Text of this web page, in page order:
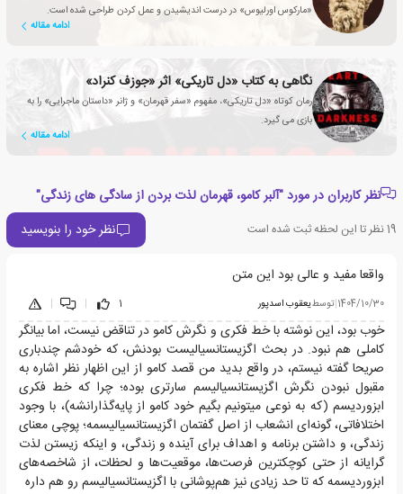
«مارکوس اورلیوس» در درست اندیشیدن و عمل کردن طراحی شده است.
ادامه مقاله
نگاهی به کتاب «دل تاریکی» اثر «جوزف کنراد»
رمان کوتاه «دل تاریکی»، مفهوم «سفر قهرمان» و ژانر «داستان ماجرایی» را به
بازی می گیرد.
ادامه مقاله
نظر کاربران در مورد "آلبر کامو، قهرمان لذت بردن از سادگی های زندگی"
19نظر تا این لحظه ثبت شده است نظر خود را بنویسید
واقعا مفید و عالی بود این متن
1404/10/30
|توسطیعقوب اسدپور 1
|
|
خوب بود، این نوشته با خط فکری و نگرش کامو در تناقض نیست، اما بیانگر
کاملی هم نبود. در بحث اگزیستانسیالیست بودنش، که خودشم چندباری
صریحا گفته نیستم، در واقع بدید من قصد کامو از این اظهار نظر اشاره به
مقبول نبودن نگرش اگزیستانسیالیسم سارتری بوده؛ چرا که خط فکری
ابزوردیسم (که به نوعی میتونیم بگیم خود کامو از پایه‌گذارانشه)، با وجود
اختلافاتی، گونه‌ای انشعاب از اصل گفتمان اگزیستانسیالیسمه؛ پوچی معنای
زندگی، و داشتن برنامه و اهداف برای آینده و زندگی، و اینکه زیستن لذت
گرایانه از حتی کوچکترین فرصت‌ها، موقعیت‌ها و لحظات، از شاخصه‌های
ابزوردیسمه که تا حد زیادی نیز هم‌پوشانی با اگزیستانسیالیسم رو هم داره